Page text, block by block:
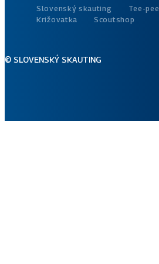
Slovenský skauting Tee-pee
Križovatka
Scoutshop
© SLOVENSKÝ SKAUTING